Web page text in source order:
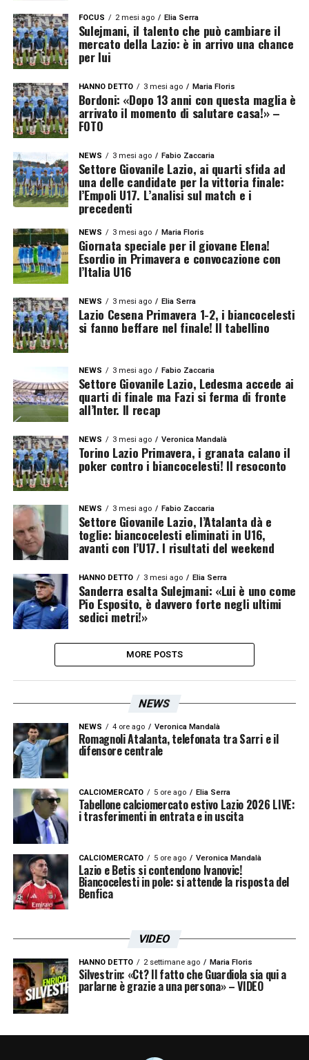
FOCUS 2 mesi ago Elia Serra
Sulejmani, il talento che può cambiare il
mercato della Lazio: è in arrivo una chance
per lui
HANNO DETTO 3 mesi ago Maria Floris
Bordoni: «Dopo 13 anni con questa maglia è
arrivato il momento di salutare casa!» –
FOTO
NEWS 3 mesi ago Fabio Zaccaria
Settore Giovanile Lazio, ai quarti sfida ad
una delle candidate per la vittoria finale:
l’Empoli U17. L’analisi sul match e i
precedenti
NEWS 3 mesi ago Maria Floris
Giornata speciale per il giovane Elena!
Esordio in Primavera e convocazione con
l’Italia U16
NEWS 3 mesi ago Elia Serra
Lazio Cesena Primavera 1-2, i biancocelesti
si fanno beffare nel finale! Il tabellino
NEWS 3 mesi ago Fabio Zaccaria
Settore Giovanile Lazio, Ledesma accede ai
quarti di finale ma Fazi si ferma di fronte
all’Inter. Il recap
NEWS 3 mesi ago Veronica Mandalà
Torino Lazio Primavera, i granata calano il
poker contro i biancocelesti! Il resoconto
NEWS 3 mesi ago Fabio Zaccaria
Settore Giovanile Lazio, l’Atalanta dà e
toglie: biancocelesti eliminati in U16,
avanti con l’U17. I risultati del weekend
HANNO DETTO 3 mesi ago Elia Serra
Sanderra esalta Sulejmani: «Lui è uno come
Pio Esposito, è davvero forte negli ultimi
sedici metri!»
MORE POSTS
NEWS
NEWS 4 ore ago Veronica Mandalà
Romagnoli Atalanta, telefonata tra Sarri e il
difensore centrale
CALCIOMERCATO 5 ore ago Elia Serra
Tabellone calciomercato estivo Lazio 2026 LIVE:
i trasferimenti in entrata e in uscita
CALCIOMERCATO 5 ore ago Veronica Mandalà
Lazio e Betis si contendono Ivanovic!
Biancocelesti in pole: si attende la risposta del
Benfica
VIDEO
HANNO DETTO 2 settimane ago Maria Floris
Silvestrin: «Ct? Il fatto che Guardiola sia qui a
parlarne è grazie a una persona» – VIDEO